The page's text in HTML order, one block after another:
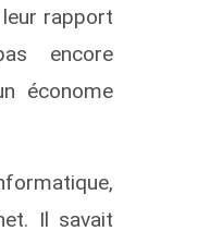
rapport
encore
économe
Il savait